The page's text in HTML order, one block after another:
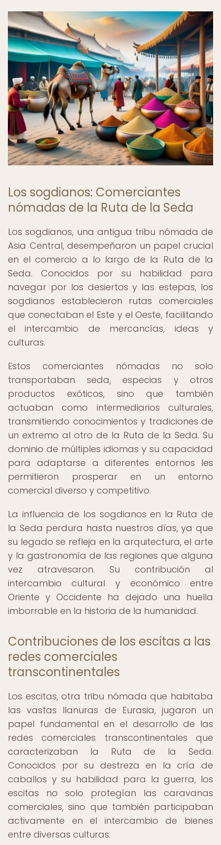
Los sogdianos: Comerciantes
nómadas de la Ruta de la Seda
Los sogdianos, una antigua tribu nómada de
Asia Central, desempeñaron un papel crucial
en el comercio a lo largo de la Ruta de la
Seda. Conocidos por su habilidad para
navegar por los desiertos y las estepas, los
sogdianos establecieron rutas comerciales
que conectaban el Este y el Oeste, facilitando
el intercambio de mercancías, ideas y
culturas.
Estos comerciantes nómadas no solo
transportaban seda, especias y otros
productos exóticos, sino que también
actuaban como intermediarios culturales,
transmitiendo conocimientos y tradiciones de
un extremo al otro de la Ruta de la Seda. Su
dominio de múltiples idiomas y su capacidad
para adaptarse a diferentes entornos les
permitieron prosperar en un entorno
comercial diverso y competitivo.
La influencia de los sogdianos en la Ruta de
la Seda perdura hasta nuestros días, ya que
su legado se refleja en la arquitectura, el arte
y la gastronomía de las regiones que alguna
vez atravesaron. Su contribución al
intercambio cultural y económico entre
Oriente y Occidente ha dejado una huella
imborrable en la historia de la humanidad.
Contribuciones de los escitas a las
redes comerciales
transcontinentales
Los escitas, otra tribu nómada que habitaba
las vastas llanuras de Eurasia, jugaron un
papel fundamental en el desarrollo de las
redes comerciales transcontinentales que
caracterizaban la Ruta de la Seda.
Conocidos por su destreza en la cría de
caballos y su habilidad para la guerra, los
escitas no solo protegían las caravanas
comerciales, sino que también participaban
activamente en el intercambio de bienes
entre diversas culturas.